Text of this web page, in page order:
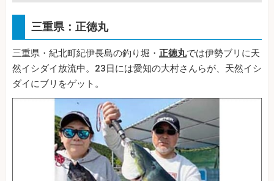
三重県：正徳丸
三重県・紀北町紀伊長島の釣り堀・ 正徳丸では伊勢ブリに天
然イシダイ放流中。23日には愛知の大村さんらが、天然イシ
ダイにブリをゲット。